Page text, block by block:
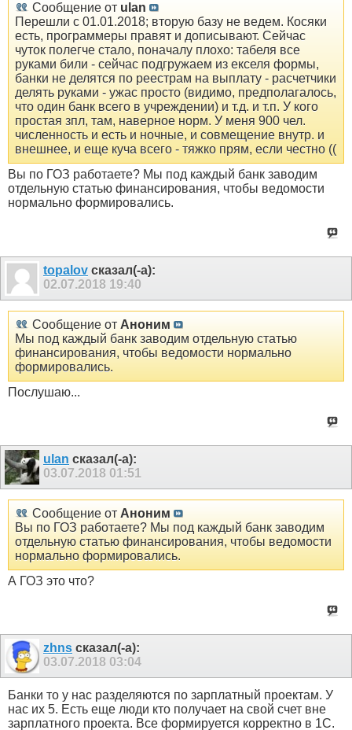
Сообщение от ulan
Перешли с 01.01.2018; вторую базу не ведем. Косяки
есть, программеры правят и дописывают. Сейчас
чуток полегче стало, поначалу плохо: табеля все
руками били - сейчас подгружаем из екселя формы,
банки не делятся по реестрам на выплату - расчетчики
делять руками - ужас просто (видимо, предполагалось,
что один банк всего в учреждении) и т.д. и т.п. У кого
простая зпл, там, наверное норм. У меня 900 чел.
численность и есть и ночные, и совмещение внутр. и
внешнее, и еще куча всего - тяжко прям, если честно ((
Вы по ГОЗ работаете? Мы под каждый банк заводим
отдельную статью финансирования, чтобы ведомости
нормально формировались.
topalov сказал(-а):
02.07.2018 19:40
Сообщение от Аноним
Мы под каждый банк заводим отдельную статью
финансирования, чтобы ведомости нормально
формировались.
Послушаю...
ulan сказал(-а):
03.07.2018 01:51
Сообщение от Аноним
Вы по ГОЗ работаете? Мы под каждый банк заводим
отдельную статью финансирования, чтобы ведомости
нормально формировались.
А ГОЗ это что?
zhns сказал(-а):
03.07.2018 03:04
Банки то у нас разделяются по зарплатный проектам. У
нас их 5. Есть еще люди кто получает на свой счет вне
зарплатного проекта. Все формируется корректно в 1С.